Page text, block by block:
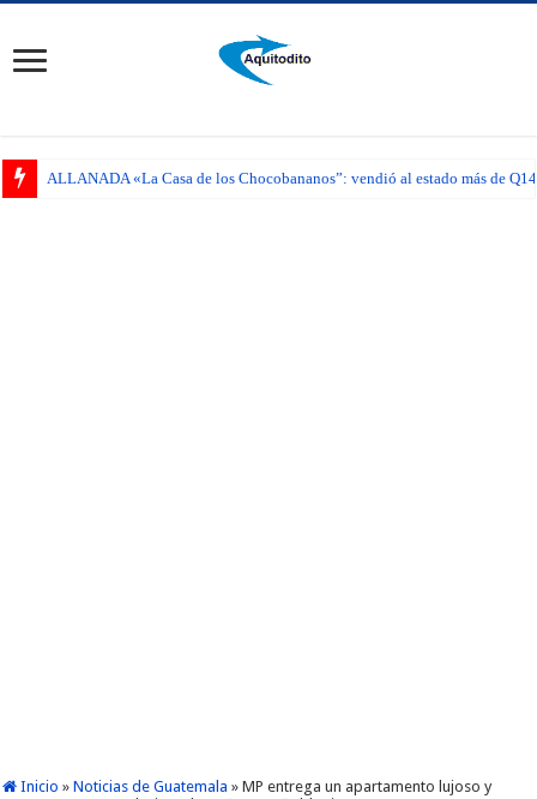
ALLANADA «La Casa de los Chocobananos”: vendió al estado más de
Inicio » Noticias de Guatemala » MP entrega un apartamento lujoso y